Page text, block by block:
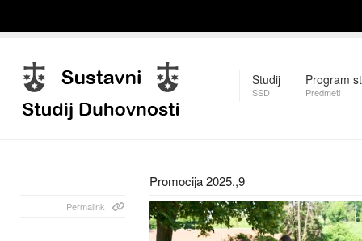
Studij
SSD
Program
Predmeti
Promocija 2025.,9
Permalink